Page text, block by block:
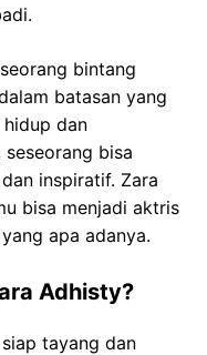
bintang
batasan yang
dan
bisa
inspiratif. Zara
bisa menjadi aktris
yang apa adanya.
Adhisty?
siap tayang dan